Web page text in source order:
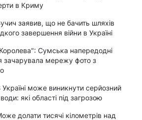
в Криму
заявив, що не бачить шляхів
завершення війни в Україні
Сумська напередодні
зачарувала мережу фото з
Україні може виникнути серйозний
які області під загрозою
долати тисячі кілометрів над